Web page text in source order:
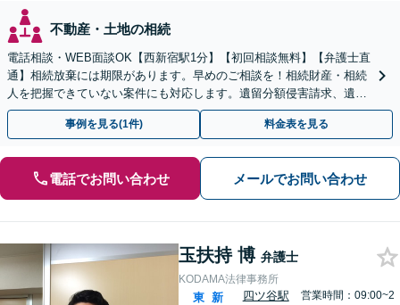
不動産・土地の相続
電話相談・WEB面談OK【西新宿駅1分】【初回相談無料】【弁護士直
通】相続放棄には期限があります。早めのご相談を！相続財産・相続
人を把握できていない案件にも対応します。遺留分額侵害請求、遺言
無効などの特殊なケースもお任せ下さい。
事例を見る(1件) 料金表を見る
電話でお問い合わせ メールでお問い合わせ
玉扶持 博 弁護士
KODAMA法律事務所
東 新
四ツ谷駅
営業時間：09:00~2